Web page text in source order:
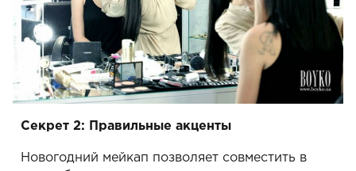
Секрет 2: Правильные акценты
Новогодний мейкап позволяет совместить в